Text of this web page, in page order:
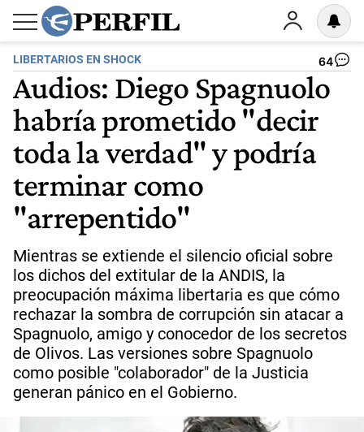
LIBERTARIOS EN SHOCK 64
Audios: Diego Spagnuolo
habría prometido "decir
toda la verdad" y podría
terminar como
"arrepentido"
Mientras se extiende el silencio oficial sobre
los dichos del extitular de la ANDIS, la
preocupación máxima libertaria es que cómo
rechazar la sombra de corrupción sin atacar a
Spagnuolo, amigo y conocedor de los secretos
de Olivos. Las versiones sobre Spagnuolo
como posible "colaborador" de la Justicia
generan pánico en el Gobierno.